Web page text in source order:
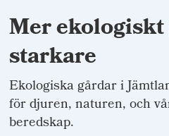
Mer
starkare
Ekologiska gårdar i
för djuren, naturen, och
beredskap.